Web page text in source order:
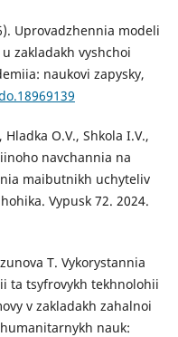
Uprovadzhennia modeli
zakladakh vyshchoi
naukovi zapysky,
O.V., Shkola I.V.,
navchannia na
maibutnikh uchyteliv
Vypusk 72. 2024.
T. Vykorystannia
ta tsyfrovykh tekhnolohii
v zakladakh zahalnoi
nauk: